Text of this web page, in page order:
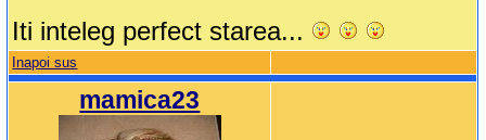
Iti inteleg perfect starea...
Inapoi sus
mamica23